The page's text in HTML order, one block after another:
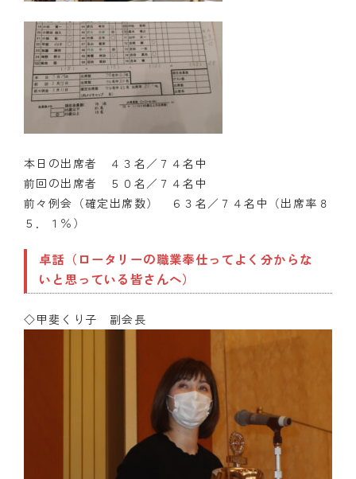
本日の出席者 ４３名／７４名中
前回の出席者 ５０名／７４名中
前々例会（確定出席数） ６３名／７４名中（出席率８
５．１％）
卓話（ロータリーの職業奉仕ってよく分からな
いと思っている皆さんへ）
◇甲斐くり子 副会長